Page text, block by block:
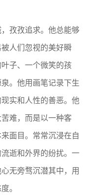
孜孜追求。他总能够
人们忽视的美好瞬
子、一个微笑的孩
。他用画笔记录下生
实和人性的善恶。他
难，而是以一种客
面目。常常沉浸在自
逝和外界的纷扰。一
无旁骛沉潜其中，用
。